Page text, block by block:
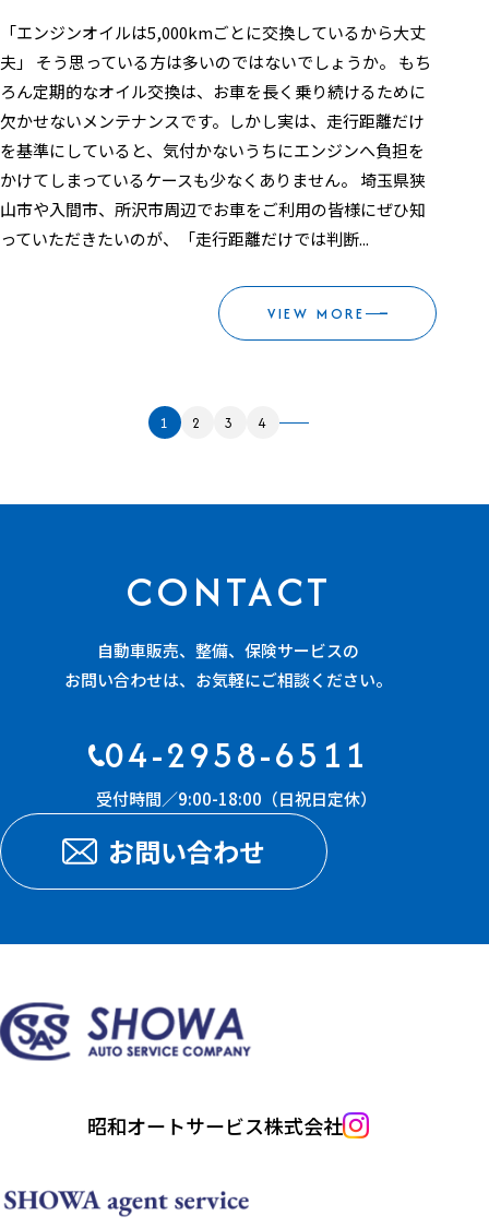
「エンジンオイルは5,000kmごとに交換しているから大丈
夫」 そう思っている方は多いのではないでしょうか。 もち
ろん定期的なオイル交換は、お車を長く乗り続けるために
欠かせないメンテナンスです。しかし実は、走行距離だけ
を基準にしていると、気付かないうちにエンジンへ負担を
かけてしまっているケースも少なくありません。 埼玉県狭
山市や入間市、所沢市周辺でお車をご利用の皆様にぜひ知
っていただきたいのが、「走行距離だけでは判断...
VIEW MORE
1 2 3 4
CONTACT
自動車販売、整備、保険サービスの
お問い合わせは、お気軽にご相談ください。
04-2958-6511
受付時間／9:00-18:00（日祝日定休）
お問い合わせ
昭和オートサービス株式会社